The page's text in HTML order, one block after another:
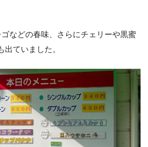
などの春味、さらにチェリーや黒蜜
出ていました。